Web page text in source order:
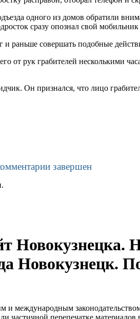
одного из домов обратили
сразу опознал свой мобильник
раньше совершать подобные
от рук грабителей несколькими
Он признался, что лицо
завершен
Новокузнецка.
Новокузнецк.
и международным
частичной перепечатке материалов